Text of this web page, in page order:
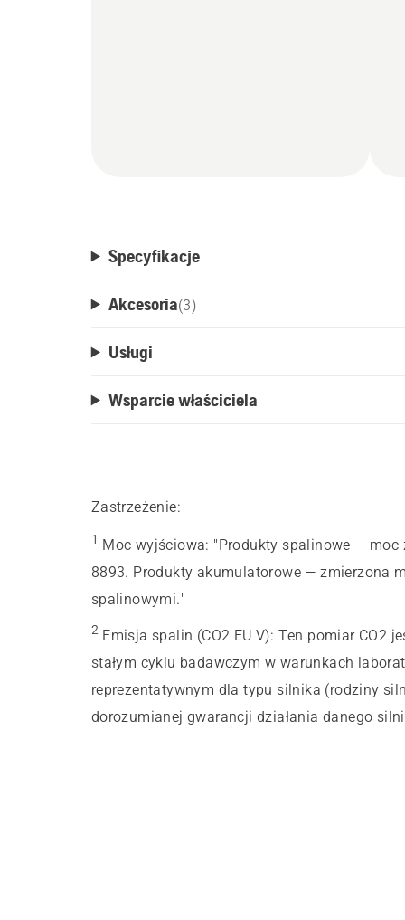
Specyfikacje
Akcesoria(3)
Usługi
Wsparcie właściciela
Zastrzeżenie:
1 Moc wyjściowa: "Produkty spalinowe — moc
8893. Produkty akumulatorowe — zmierzona
spalinowymi."
2 Emisja spalin (CO2 EU V): Ten pomiar CO2
stałym cyklu badawczym w warunkach
reprezentatywnym dla typu silnika (rodziny
dorozumianej gwarancji działania danego